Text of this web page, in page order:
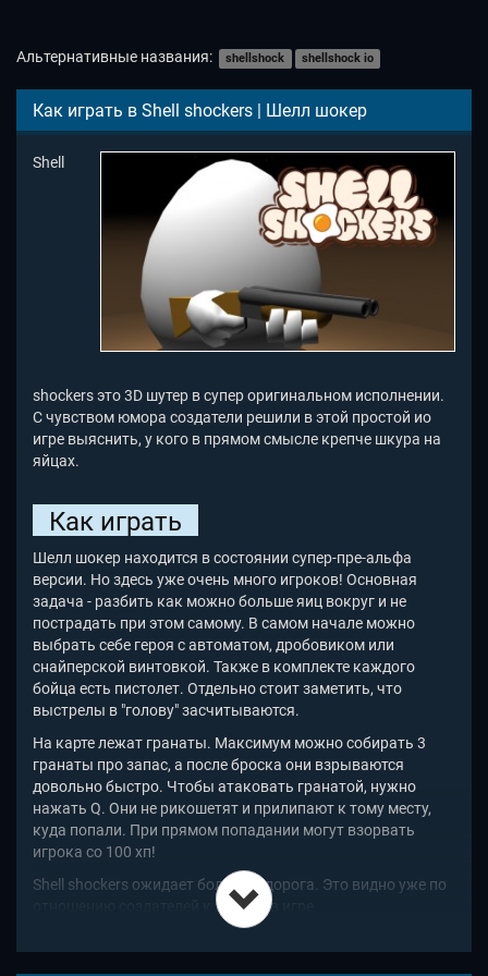
Альтернативные названия: shellshock shellshock io
Как играть в Shell shockers | Шелл шокер
Shell
shockers это 3D шутер в супер оригинальном исполнении.
С чувством юмора создатели решили в этой простой ио
игре выяснить, у кого в прямом смысле крепче шкура на
яйцах.
Как играть
Шелл шокер находится в состоянии супер-пре-альфа
версии. Но здесь уже очень много игроков! Основная
задача - разбить как можно больше яиц вокруг и не
пострадать при этом самому. В самом начале можно
выбрать себе героя с автоматом, дробовиком или
снайперской винтовкой. Также в комплекте каждого
бойца есть пистолет. Отдельно стоит заметить, что
выстрелы в "голову" засчитываются.
На карте лежат гранаты. Максимум можно собирать 3
гранаты про запас, а после броска они взрываются
довольно быстро. Чтобы атаковать гранатой, нужно
нажать Q. Они не рикошетят и прилипают к тому месту,
куда попали. При прямом попадании могут взорвать
игрока со 100 хп!
Shell shockers ожидает большая дорога. Это видно уже по
отношению создателей к людям; в игре
предусмотрительно сделана праворукая модель
передвижения (IJKL) для левшей. Отличная графика и
жизнерадостная обстановка также добавляют плюсов